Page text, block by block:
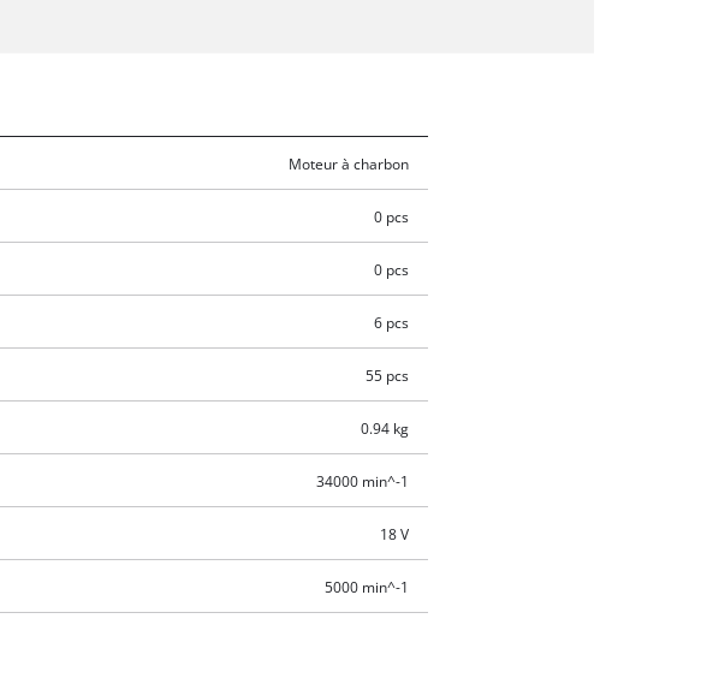
!
due
setup
Moteur à charbon
0 pcs
0 pcs
6 pcs
55 pcs
0.94 kg
34000 min^-1
18 V
5000 min^-1